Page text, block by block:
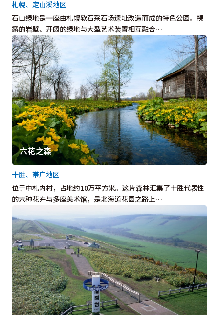
石山绿地是一座由札幌软石采石场遗址改造而成的特色公园。裸
露的岩壁、开阔的绿地与大型艺术装置相互融合…
札幌、定山溪地区
六花之森
位于中札内村，占地约10万平方米。这片森林汇集了十胜代表性
的六种花卉与多座美术馆，是北海道花园之路上…
十胜、帯广地区